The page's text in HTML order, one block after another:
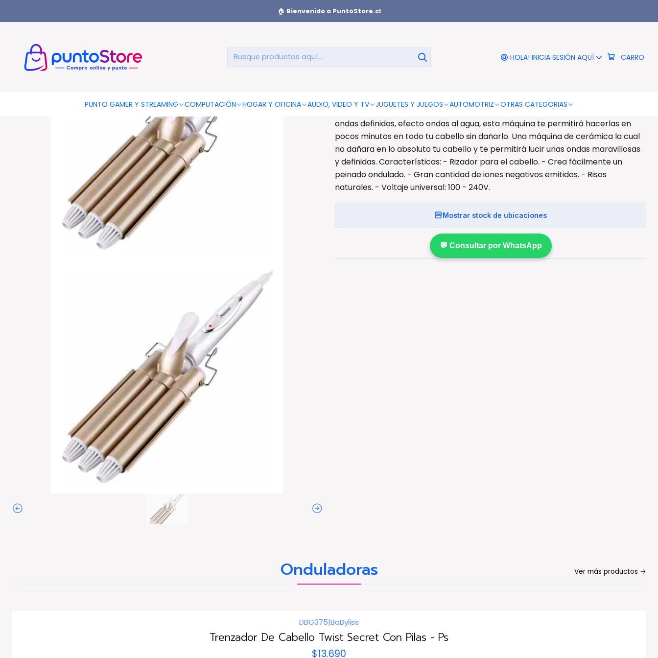
HOLA! INICIA SESIÓN AQUÍ CARRO
PUNTO GAMER Y STREAMING COMPUTACIÓN HOGAR Y OFICINA AUDIO, VIDEO Y TV JUGUETES Y JUEGOS AUTOMOTRIZ OTRAS CATEGORIAS
🏠 Bienvenido a PuntoStore.cl
Onduladora Rizadora Triple De Cabello Profesional - Ps
Onduladora Rizadora Triple De Cabello
Profesional - Ps
ondas definidas, efecto ondas al agua, esta máquina te permitirá hacerlas en
pocos minutos en todo tu cabello sin dañarlo. Una máquina de cerámica la cual
no dañara en lo absoluto tu cabello y te permitirá lucir unas ondas maravillosas
y definidas. Características: - Rizador para el cabello. - Crea fácilmente un
peinado ondulado. - Gran cantidad de iones negativos emitidos. - Risos
naturales. - Voltaje universal: 100 - 240V.
Mostrar stock de ubicaciones
💬 Consultar por WhatsApp
Onduladoras Ver más productos
DBG375|BaByliss
Trenzador De Cabello Twist Secret Con Pilas - Ps
$13.690